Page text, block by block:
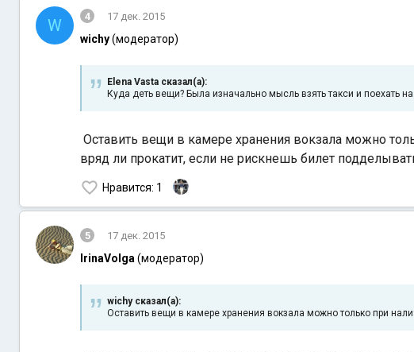
W 4 17 дек. 2015
wichy(модератор)
Elena Vasta сказал(а):
Куда деть вещи? Была изначально мысль взять такси и поехать
Оставить вещи в камере хранения вокзала можно
вряд ли прокатит, если не рискнешь билет
Нравится: 1
5 17 дек. 2015
IrinaVolga (модератор)
wichy сказал(а):
Оставить вещи в камере хранения вокзала можно только при